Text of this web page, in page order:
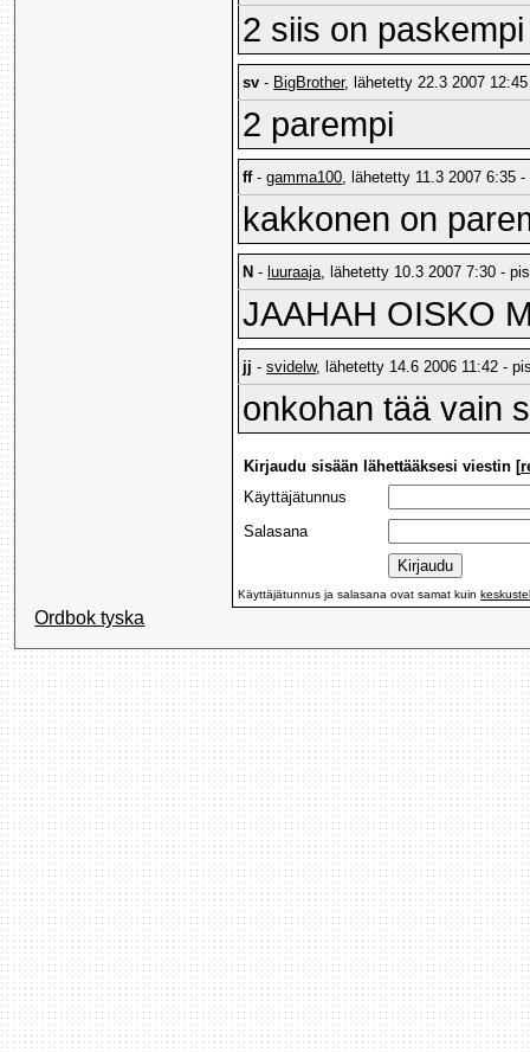
2 siis on
sv - BigBrother, lähetetty 22.3 2007
2 parempi
ff-gamma100, lähetetty 11.3 2007 6:35
kakkonen on
N - luuraaja, lähetetty 10.3 2007 7:30 -
JAAHAH OISKO
jj -svidelw, lähetetty 14.6 2006 11:42 -
onkohan tää vain
Kirjaudu sisään lähettääksesi viestin [
Käyttäjätunnus
Salasana
Käyttäjätunnus ja salasana ovat samat kuin
Ordbok tyska